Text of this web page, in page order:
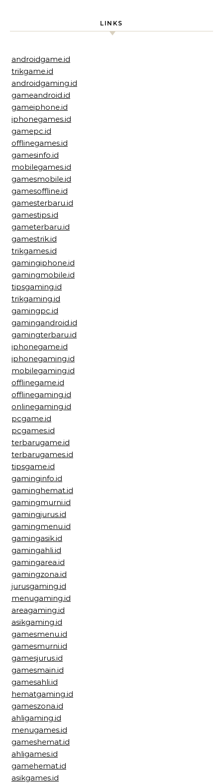
LINKS
androidgame.id
trikgame.id
androidgaming.id
gameandroid.id
gameiphone.id
iphonegames.id
gamepc.id
offlinegames.id
gamesinfo.id
mobilegames.id
gamesmobile.id
gamesoffline.id
gamesterbaru.id
gamestips.id
gameterbaru.id
gamestrik.id
trikgames.id
gamingiphone.id
gamingmobile.id
tipsgaming.id
trikgaming.id
gamingpc.id
gamingandroid.id
gamingterbaru.id
iphonegame.id
iphonegaming.id
mobilegaming.id
offlinegame.id
offlinegaming.id
onlinegaming.id
pcgame.id
pcgames.id
terbarugame.id
terbarugames.id
tipsgame.id
gaminginfo.id
gaminghemat.id
gamingmurni.id
gamingjurus.id
gamingmenu.id
gamingasik.id
gamingahli.id
gamingarea.id
gamingzona.id
jurusgaming.id
menugaming.id
areagaming.id
asikgaming.id
gamesmenu.id
gamesmurni.id
gamesjurus.id
gamesmain.id
gamesahli.id
hematgaming.id
gameszona.id
ahligaming.id
menugames.id
gameshemat.id
ahligames.id
gamehemat.id
asikgames.id